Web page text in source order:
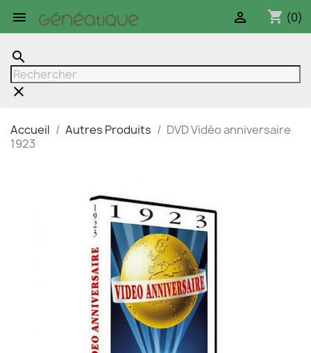
 shopping_cart (0)

search
clear
Accueil Autres Produits
DVD Vidéo anniversaire
1923